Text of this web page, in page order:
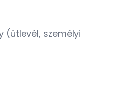
személyi